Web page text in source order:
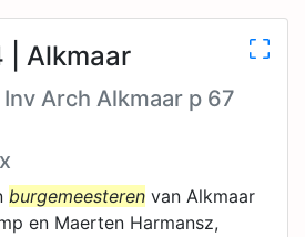
Alkmaar
Arch Alkmaar p 67
burgemeesteren van Alkmaar
en Maerten Harmansz,